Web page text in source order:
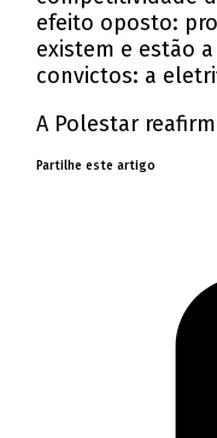
efeito oposto:
existem e estão
convictos: a
A Polestar
Partilhe este artigo